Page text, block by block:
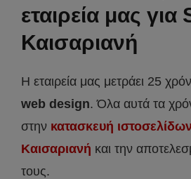
εταιρεία μας για
Καισαριανή
Η εταιρεία μας μετράει 25
web design. Όλα αυτά τα
στην κατασκευή
Καισαριανή και την
τους.